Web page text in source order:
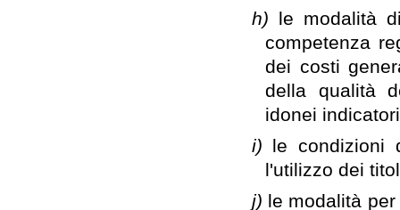
h) le modalità
competenza
dei costi
della qualità
idonei
i) le condizioni
l'utilizzo dei
j) le modalità